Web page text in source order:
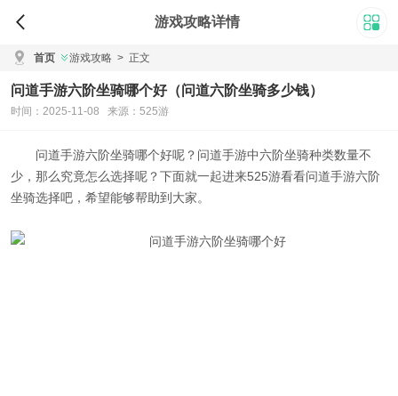
游戏攻略详情
首页 游戏攻略 > 正文
问道手游六阶坐骑哪个好（问道六阶坐骑多少钱）
时间：2025-11-08 来源：525游
问道手游六阶坐骑哪个好呢？问道手游中六阶坐骑种类数量不
少，那么究竟怎么选择呢？下面就一起进来525游看看问道手游六阶
坐骑选择吧，希望能够帮助到大家。